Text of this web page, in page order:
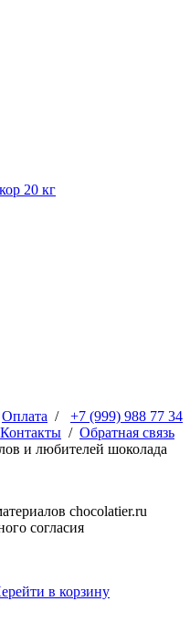
20 кг
+7 (999) 988 77 34
Оплата /
Контакты / Обратная связь
и любителей шоколада
chocolatier.ru
согласия
в корзину